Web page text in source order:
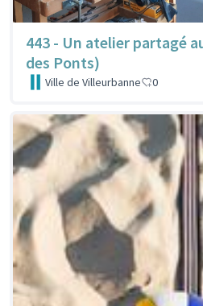
443 - Un atelier partagé
des Ponts)
Ville de Villeurbanne 0